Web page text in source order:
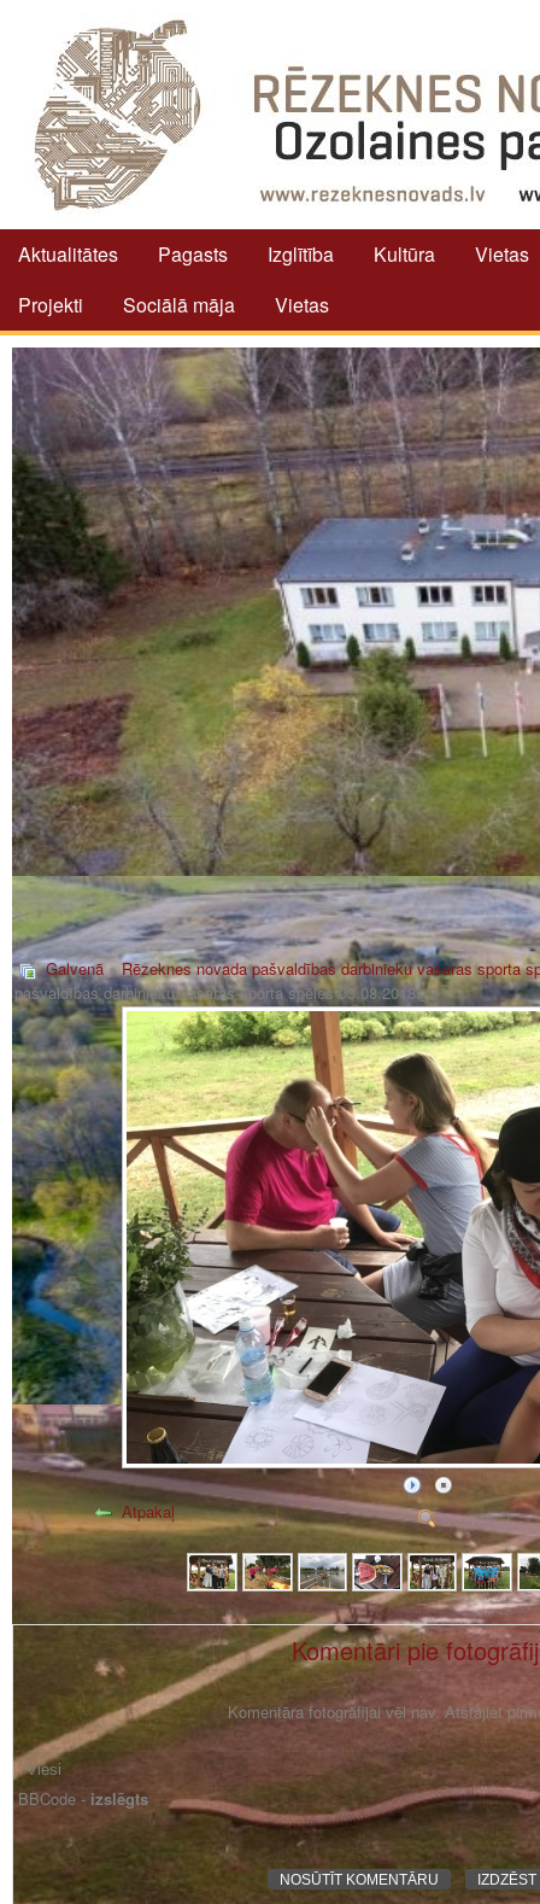
Aktualitātes Pagasts Izglītība Kultūra
Vietas
Projekti
Sociālā māja Vietas
Galvenā»Rēzeknes novada pašvaldības darbinieku vasaras sporta
pašvaldības darbinieku vasaras sporta spēles 03.08.2018._8
Atpakaļ
Komentāri pie
Komentāra fotogrāfijai vēl nav. Atstājiet
BBCode - izslēgts